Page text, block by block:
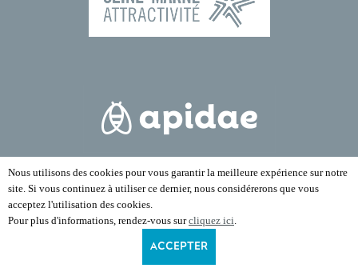
Nous utilisons des cookies pour vous garantir la meilleure expérience sur notre
site. Si vous continuez à utiliser ce dernier, nous considérerons que vous
acceptez l'utilisation des cookies.
Pour plus d'informations, rendez-vous surcliquez ici.
ACCEPTER